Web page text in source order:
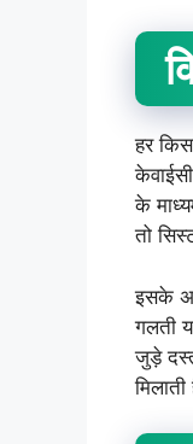
हर
के
तो
इसके
गलती
जुड़े